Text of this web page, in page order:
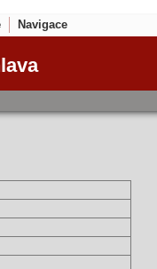
Navigace